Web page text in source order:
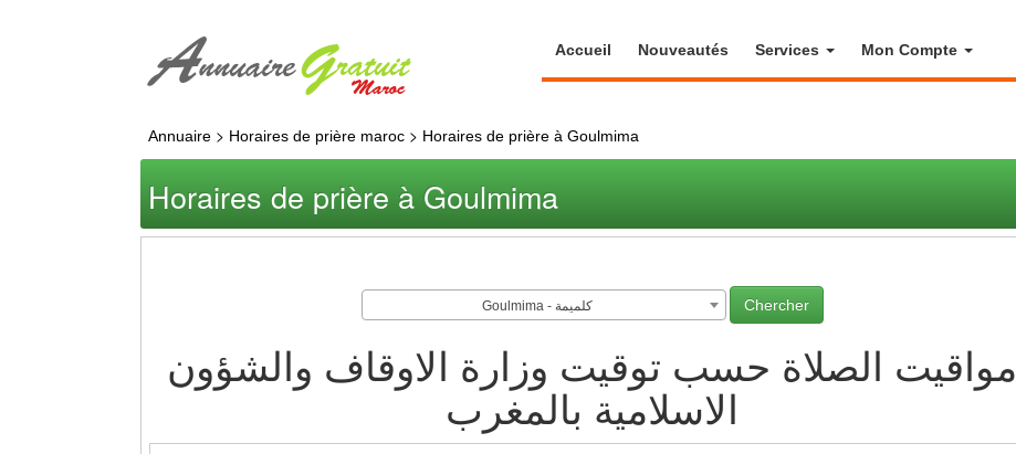
Accueil Nouveautés Services Mon Compte
Annuaire > Horaires de prière maroc > Horaires de prière à Goulmima
Horaires de prière à Goulmima
Goulmima - كلميمة
مواقيت الصلاة حسب توقيت وزارة الاوقاف والشؤون
الاسلامية بالمغرب